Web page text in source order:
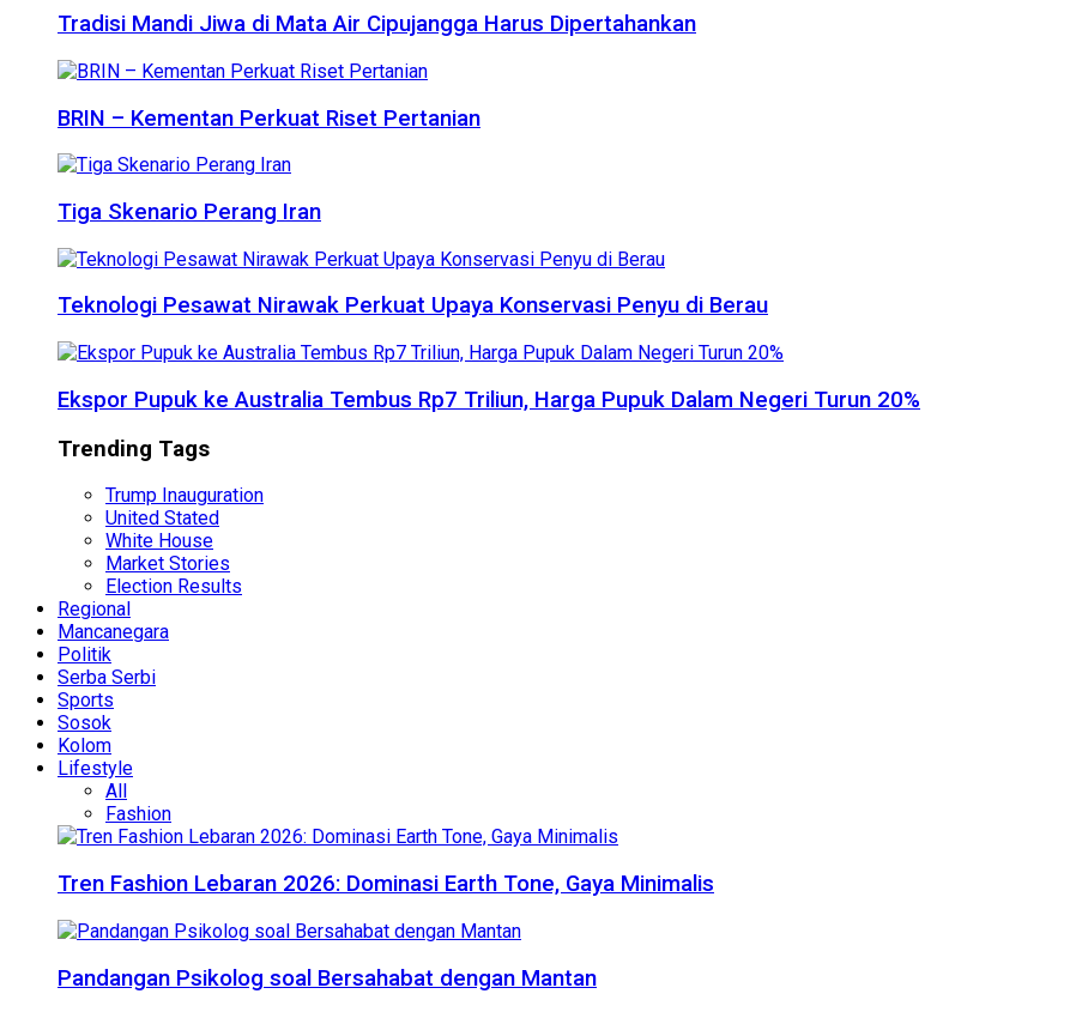
Tradisi Mandi Jiwa di Mata Air Cipujangga Harus Dipertahankan
BRIN – Kementan Perkuat Riset Pertanian
Tiga Skenario Perang Iran
Teknologi Pesawat Nirawak Perkuat Upaya Konservasi Penyu di Berau
Ekspor Pupuk ke Australia Tembus Rp7 Triliun, Harga Pupuk Dalam Negeri Turun 20%
Trending Tags
Trump Inauguration
United Stated
White House
Market Stories
Election Results
Regional
Mancanegara
Politik
Serba Serbi
Sports
Sosok
Kolom
Lifestyle
All
Fashion
Tren Fashion Lebaran 2026: Dominasi Earth Tone, Gaya Minimalis
Pandangan Psikolog soal Bersahabat dengan Mantan